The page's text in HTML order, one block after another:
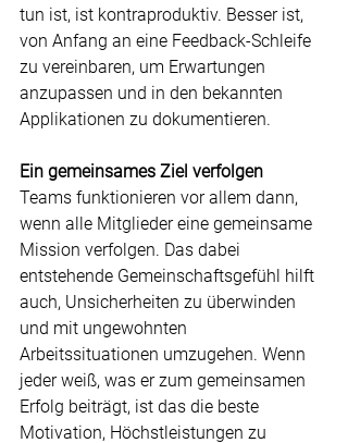
tun ist, ist kontraproduktiv. Besser ist,
von Anfang an eine Feedback-Schleife
zu vereinbaren, um Erwartungen
anzupassen und in den bekannten
Applikationen zu dokumentieren.
Ein gemeinsames Ziel verfolgen
Teams funktionieren vor allem dann,
wenn alle Mitglieder eine gemeinsame
Mission verfolgen. Das dabei
entstehende Gemeinschaftsgefühl hilft
auch, Unsicherheiten zu überwinden
und mit ungewohnten
Arbeitssituationen umzugehen. Wenn
jeder weiß, was er zum gemeinsamen
Erfolg beiträgt, ist das die beste
Motivation, Höchstleistungen zu